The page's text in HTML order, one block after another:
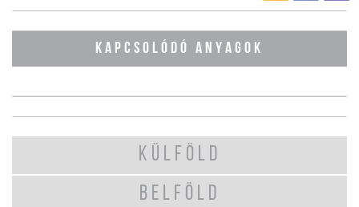
KAPCSOLÓDÓ ANYAGOK
KÜLFÖLD
BELFÖLD